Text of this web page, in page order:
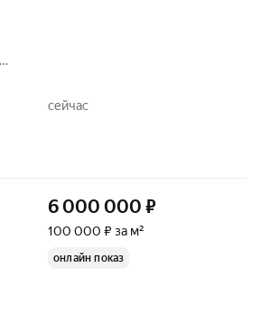
сейчас
6 000 000 ₽
100 000 ₽ за м²
онлайн показ